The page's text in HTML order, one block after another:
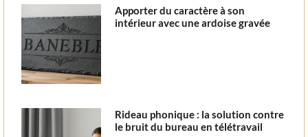
Apporter du caractère à son
intérieur avec une ardoise gravée
Rideau phonique : la solution contre
le bruit du bureau en télétravail